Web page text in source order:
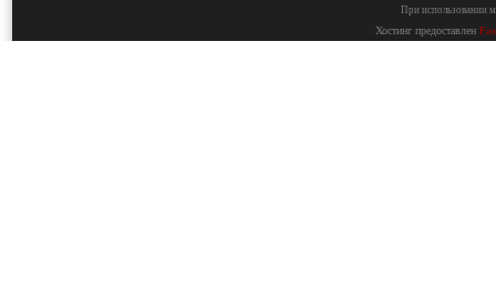
При использовании
Хостинг предоставлен